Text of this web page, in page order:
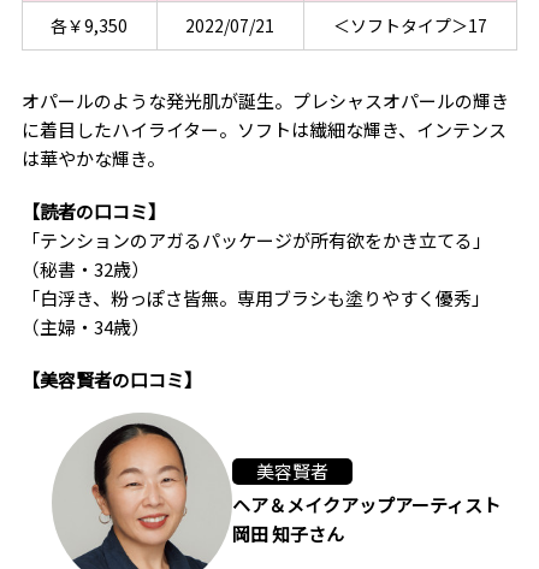
各￥9,350
2022/07/21 ＜ソフトタイプ＞17
オパールのような発光肌が誕生。プレシャスオパールの輝き
に着目したハイライター。ソフトは繊細な輝き、インテンス
は華やかな輝き。
【読者の口コミ】
「テンションのアガるパッケージが所有欲をかき立てる」
（秘書・32歳）
「白浮き、粉っぽさ皆無。専用ブラシも塗りやすく優秀」
（主婦・34歳）
【美容賢者の口コミ】
美容賢者
ヘア＆メイクアップアーティスト
岡田 知子さん